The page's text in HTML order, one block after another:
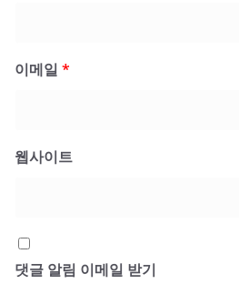
이메일 *
웹사이트
댓글 알림 이메일 받기